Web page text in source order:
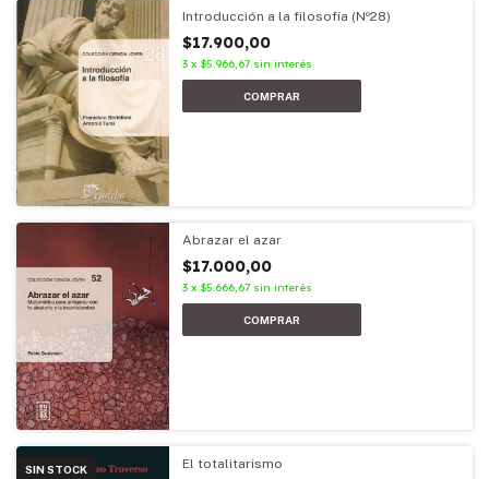
Introducción a la filosofía (Nº28)
$17.900,00
3 x $5.966,67 sin interés
Abrazar el azar
$17.000,00
3 x $5.666,67 sin interés
SIN STOCK El totalitarismo